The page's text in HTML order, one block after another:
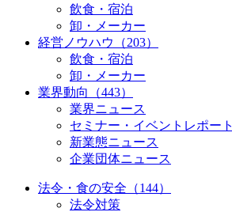
飲食・宿泊
卸・メーカー
経営ノウハウ（203）
飲食・宿泊
卸・メーカー
業界動向（443）
業界ニュース
セミナー・イベントレポート
新業態ニュース
企業団体ニュース
法令・食の安全（144）
法令対策